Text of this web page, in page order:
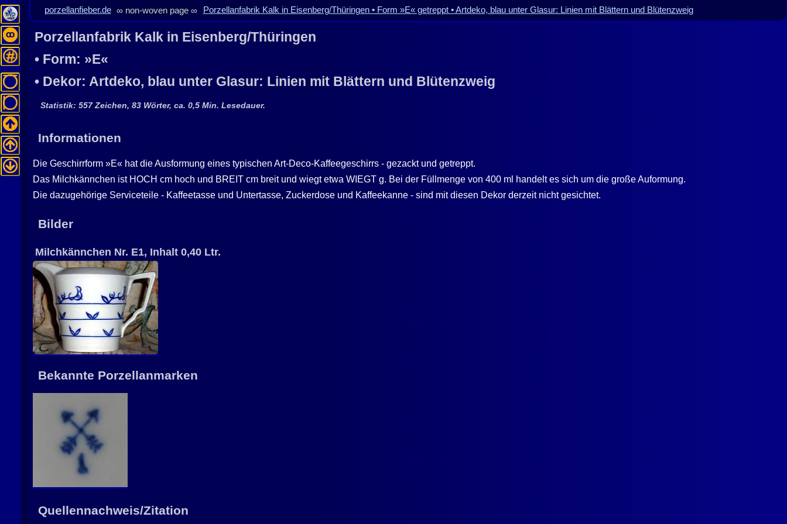
porzellanfieber.de ∞ non-woven page ∞ Porzellanfabrik Kalk in Eisenberg/Thüringen • Form »E« getreppt • Artdeko, blau unter Glasur: Linien mit Blättern und Blütenzweig
Porzellanfabrik Kalkin Eisenberg/Thüringen
• Form: »E«
• Dekor: Artdeko, blau unter Glasur: Linien mit Blättern und Blütenzweig
Statistik: 557 Zeichen, 83 Wörter, ca. 0,5 Min. Lesedauer.
Informationen
Die Geschirrform »E« hat die Ausformung eines typischen Art-Deco-Kaffeegeschirrs - gezackt und getreppt.
Das Milchkännchen ist HOCH cm hoch und BREIT cm breit und wiegt etwa WIEGT g. Bei der Füllmenge von 400 ml handelt es sich um die große Auformung.
Die dazugehörige Serviceteile - Kaffeetasse und Untertasse, Zuckerdose und Kaffeekanne - sind mit diesen Dekor derzeit nicht gesichtet.
Bilder
Milchkännchen Nr. E1, Inhalt 0,40 Ltr.
Bekannte Porzellanmarken
Quellennachweis/Zitation